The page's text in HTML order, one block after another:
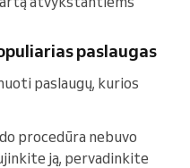
paslaugas
paslaugų, kurios
procedūra nebuvo
ją, pervadinkite